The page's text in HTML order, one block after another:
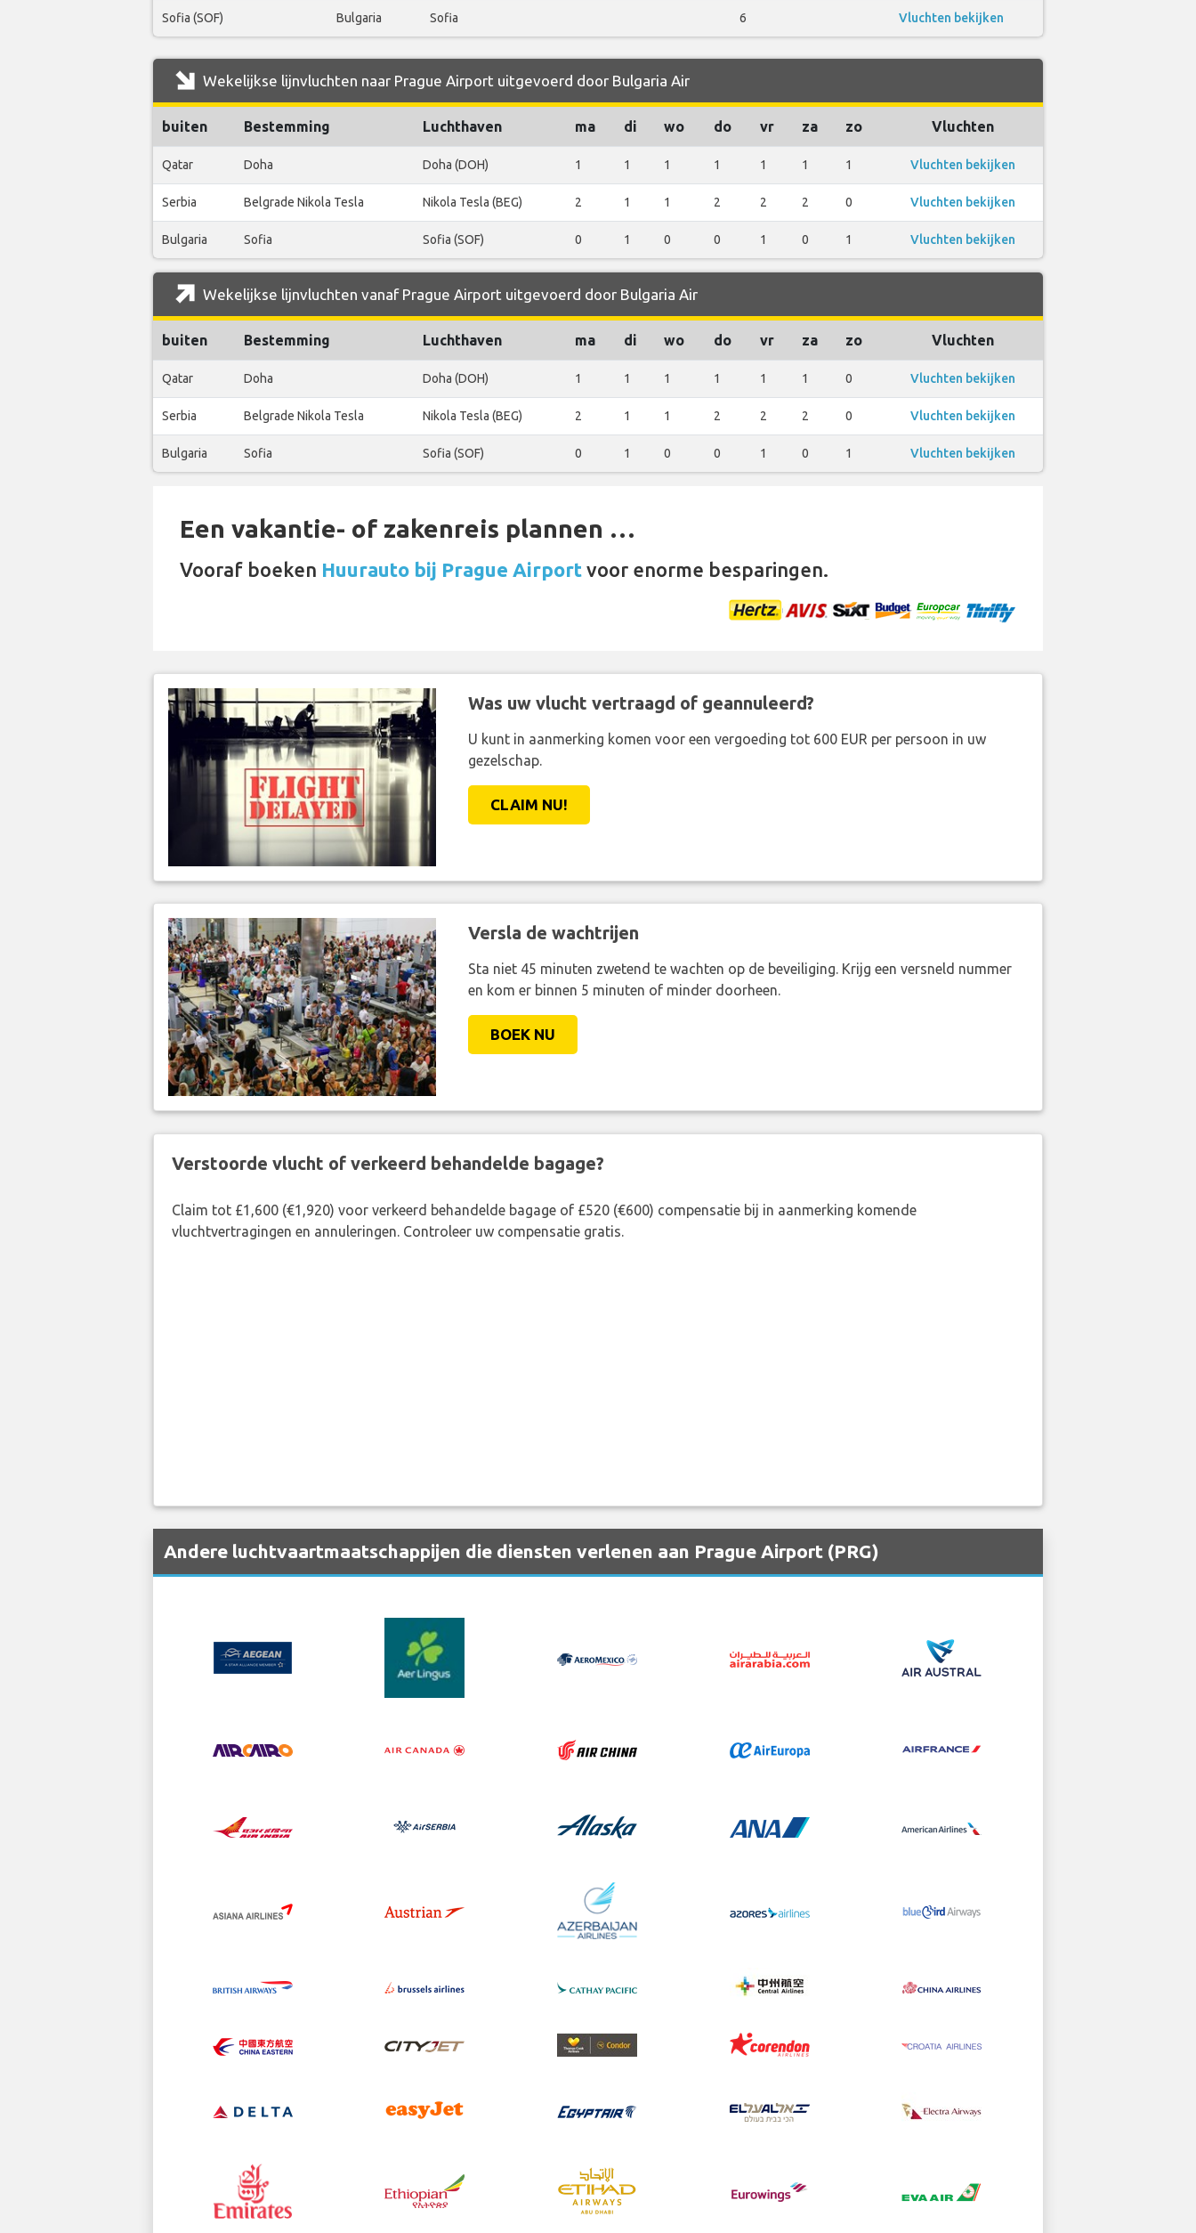
Sofia (SOF) Bulgaria Sofia 6 Vluchten bekijken
Wekelijkse lijnvluchten naar Prague Airport uitgevoerd door Bulgaria Air
buiten Bestemming Luchthaven ma di wo do vr za zo Vluchten
Qatar Doha Doha (DOH) 1 1 1 1 1 1 1 Vluchten bekijken
Serbia Belgrade Nikola Tesla Nikola Tesla (BEG) 2 1 1 2 2 2 0 Vluchten bekijken
Bulgaria Sofia Sofia (SOF) 0 1 0 0 1 0 1 Vluchten bekijken
Wekelijkse lijnvluchten vanaf Prague Airport uitgevoerd door Bulgaria Air
buiten Bestemming Luchthaven ma di wo do vr za zo Vluchten
Qatar Doha Doha (DOH) 1 1 1 1 1 1 0 Vluchten bekijken
Serbia Belgrade Nikola Tesla Nikola Tesla (BEG) 2 1 1 2 2 2 0 Vluchten bekijken
Bulgaria Sofia Sofia (SOF) 0 1 0 0 1 0 1 Vluchten bekijken
Een vakantie- of zakenreis plannen …
Vooraf boeken Huurauto bij Prague Airport voor enorme besparingen.
Was uw vlucht vertraagd of geannuleerd?
U kunt in aanmerking komen voor een vergoeding tot 600 EUR per persoon in uw
gezelschap.
CLAIM NU!
Versla de wachtrijen
Sta niet 45 minuten zwetend te wachten op de beveiliging. Krijg een versneld nummer
en kom er binnen 5 minuten of minder doorheen.
BOEK NU
Verstoorde vlucht of verkeerd behandelde bagage?
Claim tot £1,600 (€1,920) voor verkeerd behandelde bagage of £520 (€600) compensatie bij in aanmerking komende
vluchtvertragingen en annuleringen. Controleer uw compensatie gratis.
Andere luchtvaartmaatschappijen die diensten verlenen aan Prague Airport (PRG)